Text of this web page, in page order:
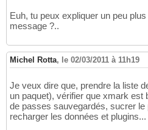
Euh, tu peux expliquer un peu
message ?..
Michel Rotta, le 02/03/2011 à 11h19
Je veux dire que, prendre la liste
un paquet), vérifier que xmark est
de passes sauvegardés, sucrer le
recharger les données et plugins...